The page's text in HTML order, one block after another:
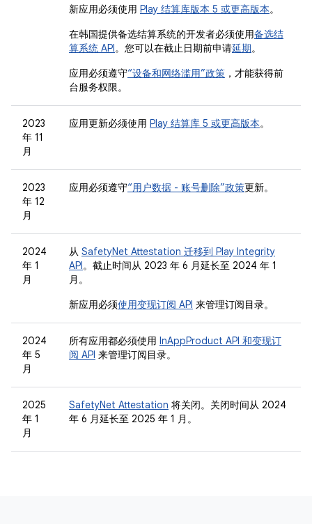
新应用必须使用 Play 结算库版本 5 或更高版本。
在韩国提供备选结算系统的开发者必须使用备选结
算系统 API。您可以在截止日期前申请延期。
应用必须遵守“设备和网络滥用”政策 ，才能获得前
台服务权限。
2023
年 11
月
应用更新必须使用 Play 结算库 5 或更高版本。
2023
年 12
月
应用必须遵守“用户数据 - 账号删除”政策更新。
2024
年 1
月
从 SafetyNet Attestation 迁移到 Play Integrity
API。截止时间从 2023 年 6 月延长至 2024 年 1
月。
新应用必须使用变现订阅 API 来管理订阅目录。
2024
年 5
月
所有应用都必须使用 InAppProduct API 和变现订
阅 API 来管理订阅目录。
2025
年 1
月
SafetyNet Attestation 将关闭。关闭时间从 2024
年 6 月延长至 2025 年 1 月。